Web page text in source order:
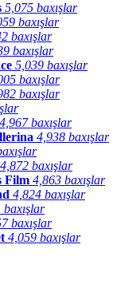
5,075 baxışlar
baxışlar
baxışlar
baxışlar
5,039 baxışlar
baxışlar
baxışlar
4,967 baxışlar
4,938 baxışlar
4,872 baxışlar
Film 4,863 baxışlar
4,824 baxışlar
baxışlar
baxışlar
4,059 baxışlar